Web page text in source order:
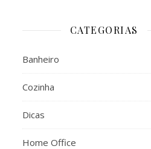
CATEGORIAS
Banheiro
Cozinha
Dicas
Home Office